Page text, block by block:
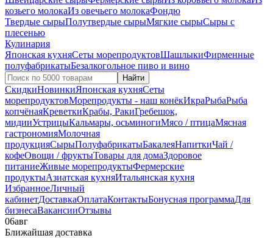
козьего молокаИз овечьего молокаФондю
Твердые сырыПолутвердые сырыМягкие сырыСыры c
плесенью
Кулинария
Японская кухняСеты морепродуктовШашлыкиФирменные
полуфабрикатыБезалкогольное пиво и вино
Найти
СкидкиНовинкиЯпонская кухняСеты
морепродуктовМорепродукты - наш конёкИкраРыбаРыба
копчёнаяКреветкиКрабы, РакиГребешок,
мидииУстрицыКальмары, осьминогиМясо / птицаМясная
гастрономияМолочная
продукцияСырыПолуфабрикатыБакалеяНапиткиЧай /
кофеОвощи / фруктыТовары для домаЗдоровое
питаниеЖивые морепродуктыФермерские
продуктыАзиатская кухняИтальянская кухня
ИзбранноеЛичный
кабинетДоставкаОплатаКонтактыБонусная программаДля
бизнесаВакансииОтзывы
06авг
Ближайшая доставка